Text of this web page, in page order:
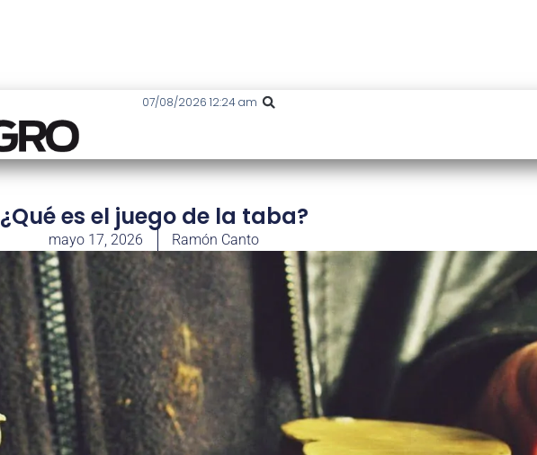
07/08/2026 12:24 am
¿Qué es el juego de la taba?
mayo 17, 2026 Ramón Canto